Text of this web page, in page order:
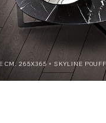
CM. 265X365 + SKYLINE